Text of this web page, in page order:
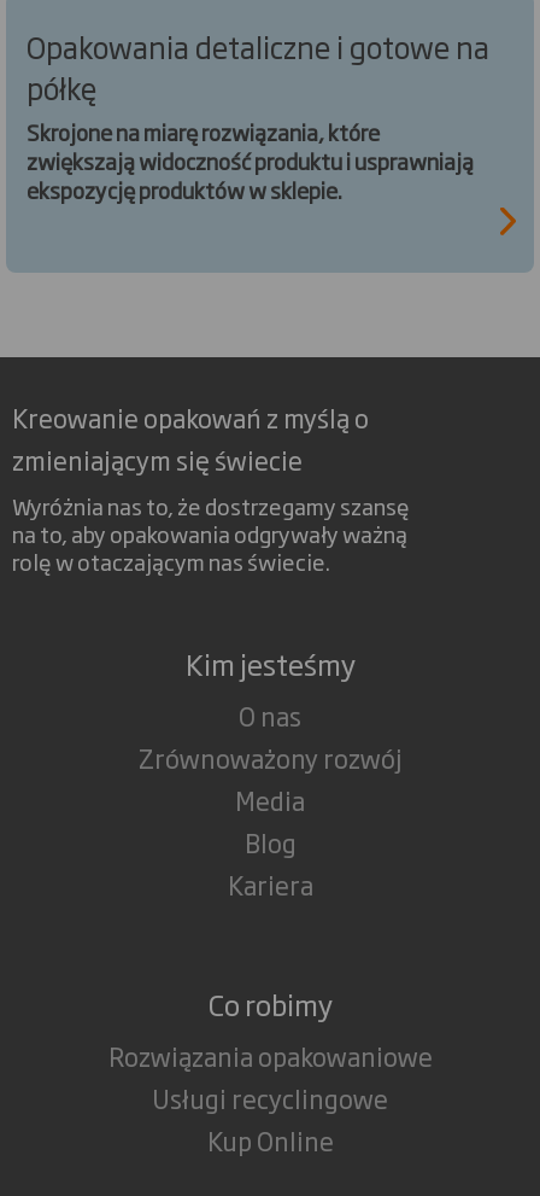
Opakowania detaliczne i gotowe na
półkę
Skrojone na miarę rozwiązania, które
zwiększają widoczność produktu i usprawniają
ekspozycję produktów w sklepie.
Kreowanie opakowań z myślą o
zmieniającym się świecie
Wyróżnia nas to, że dostrzegamy szansę
na to, aby opakowania odgrywały ważną
rolę w otaczającym nas świecie.
Kim jesteśmy
O nas
Zrównoważony rozwój
Media
Blog
Kariera
Co robimy
Rozwiązania opakowaniowe
Usługi recyclingowe
Kup Online